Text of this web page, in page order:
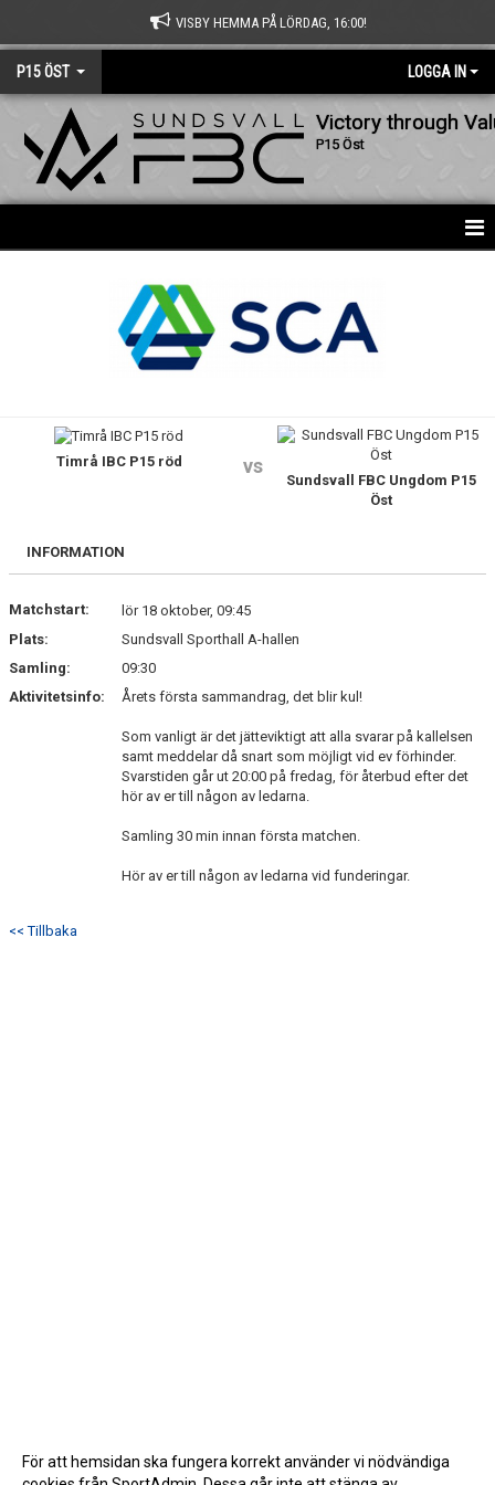
VISBY HEMMA PÅ LÖRDAG, 16:00!
P15 ÖST LOGGA IN
Victory through
P15 Öst
TRUPPEN
DOKUMENT
KONTAKT
Timrå IBC P15 röd vs
Sundsvall FBC Ungdom P15
Öst
INFORMATION
Matchstart:
lör 18 oktober, 09:45
Plats:
Sundsvall Sporthall A-hallen
Samling:
09:30
Aktivitetsinfo:
Årets första sammandrag, det blir kul!
Som vanligt är det jätteviktigt att alla svarar på kallelsen
samt meddelar då snart som möjligt vid ev förhinder.
Svarstiden går ut 20:00 på fredag, för återbud efter det
hör av er till någon av ledarna.
Samling 30 min innan första matchen.
Hör av er till någon av ledarna vid funderingar.
<< Tillbaka
För att hemsidan ska fungera korrekt använder vi nödvändiga